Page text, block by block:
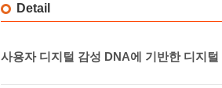
Detail
사용자 디지털 감성 DNA에 기반한 디지